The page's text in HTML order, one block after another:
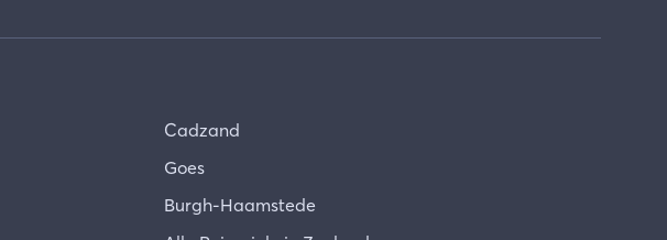
Cadzand
Goes
Burgh-Haamstede